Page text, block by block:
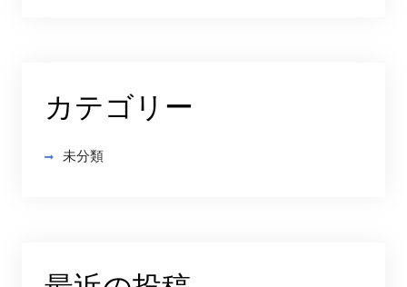
カテゴリー
未分類